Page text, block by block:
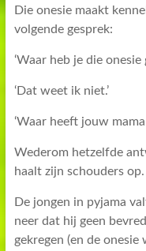
Die onesie maakt
volgende gesprek:
‘Waar heb je die onesie
‘Dat weet ik niet.’
‘Waar heeft jouw
Wederom hetzelfde
haalt zijn schouders op.
De jongen in pyjama
neer dat hij geen
gekregen (en de